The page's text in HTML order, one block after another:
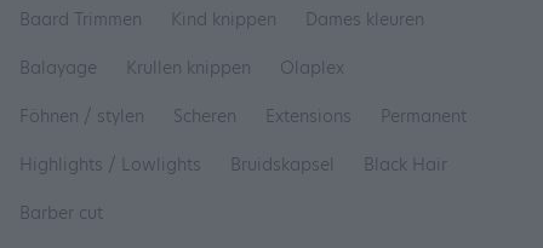
Baard Trimmen
Kind knippen
Dames kleuren
Balayage
Krullen knippen
Olaplex
Föhnen / stylen
Scheren Extensions
Permanent
Highlights / Lowlights
Bruidskapsel
Black Hair
Barber cut